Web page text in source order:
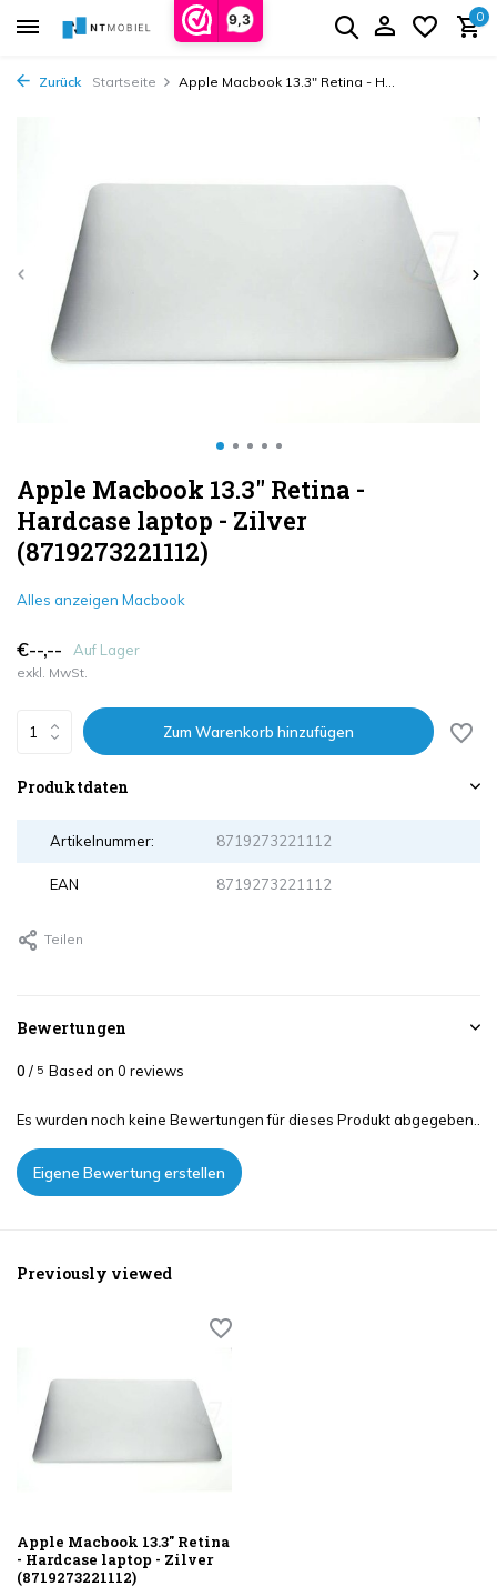
9,3 0
Zurück Startseite Apple Macbook 13.3" Retina - H...
Apple Macbook 13.3" Retina -
Hardcase laptop - Zilver
(8719273221112)
Alles anzeigen Macbook
€--,-- Auf Lager
exkl. MwSt.
Zum Warenkorb hinzufügen
Produktdaten
Artikelnummer: 8719273221112
EAN 8719273221112
Teilen
Bewertungen
0 / 5 Based on 0 reviews
Es wurden noch keine Bewertungen für dieses Produkt abgegeben..
Eigene Bewertung erstellen
Previously viewed
Apple Macbook 13.3" Retina
- Hardcase laptop - Zilver
(8719273221112)